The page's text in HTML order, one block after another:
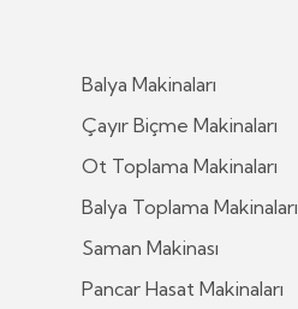
Balya Makinaları
Çayır Biçme Makinaları
Ot Toplama Makinaları
Balya Toplama Makinaları
Saman Makinası
Pancar Hasat Makinaları